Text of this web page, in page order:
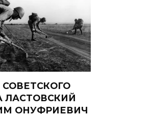
СОВЕТСКОГО
ЛАСТОВСКИЙ
ОНУФРИЕВИЧ